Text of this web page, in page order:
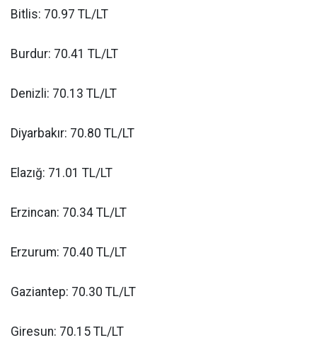
Bitlis: 70.97 TL/LT
Burdur: 70.41 TL/LT
Denizli: 70.13 TL/LT
Diyarbakır: 70.80 TL/LT
Elazığ: 71.01 TL/LT
Erzincan: 70.34 TL/LT
Erzurum: 70.40 TL/LT
Gaziantep: 70.30 TL/LT
Giresun: 70.15 TL/LT